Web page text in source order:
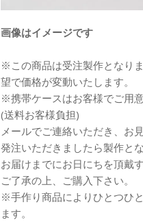
画像はイメージです
※この商品は受注製作となり
望で価格が変動いたします。
※携帯ケースはお客様でご用
(送料お客様負担)
メールでご連絡いただき、お
発注いただきましたら製作と
お届けまでにお日にちを頂戴
ご了承の上、ご購入下さい。
※手作り商品によりひとつひ
ます。